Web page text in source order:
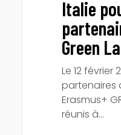
Italie
Green
Le 12 février
partenaires
Erasmus+
réunis à…